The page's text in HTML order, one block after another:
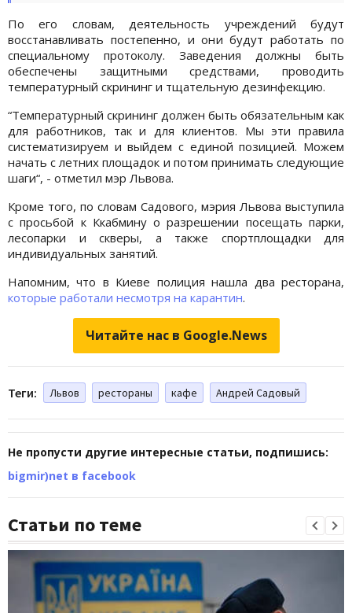
По его словам, деятельность учреждений будут
восстанавливать постепенно, и они будут работать по
специальному протоколу. Заведения должны быть
обеспечены защитными средствами, проводить
температурный скрининг и тщательную дезинфекцию.
“Температурный скрининг должен быть обязательным как
для работников, так и для клиентов. Мы эти правила
систематизируем и выйдем с единой позицией. Можем
начать с летних площадок и потом принимать следующие
шаги“, - отметил мэр Львова.
Кроме того, по словам Садового, мэрия Львова выступила
с просьбой к Ккабмину о разрешении посещать парки,
лесопарки и скверы, а также спортплощадки для
индивидуальных занятий.
Напомним, что в Киеве полиция нашла два ресторана,
которые работали несмотря на карантин.
Читайте нас в Google.News
Теги: Львов рестораны кафе Андрей Садовый
Не пропусти другие интересные статьи, подпишись:
bigmir)net в facebook
Статьи по теме